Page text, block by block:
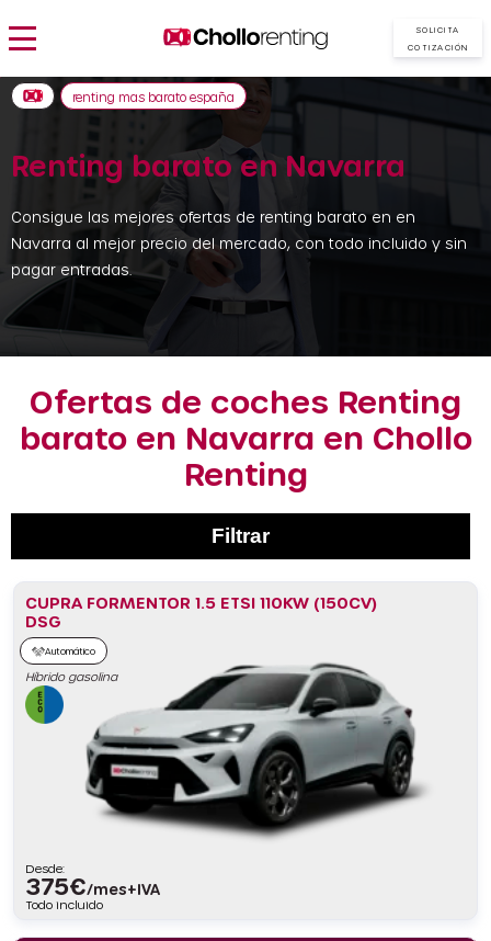
SOLICITA
COTIZACIÓN
Renting barato en Navarra
Consigue las mejores ofertas de renting barato en en
Navarra al mejor precio del mercado, con todo incluido y sin
pagar entradas.
renting mas barato españa
Ofertas de coches Renting
barato en Navarra en Chollo
Renting
Filtrar
CUPRA FORMENTOR 1.5 ETSI 110KW (150CV)
DSG
Automático
Híbrido gasolina
Desde:
375€/mes+IVA
Todo incluido